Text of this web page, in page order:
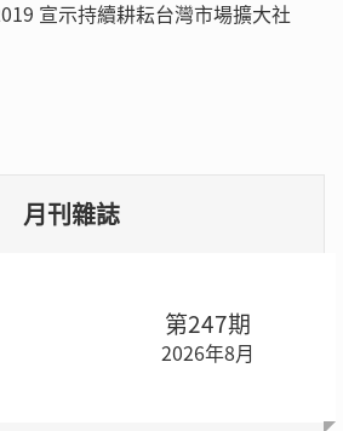
宣示持續耕耘台灣市場擴大社
月刊雜誌
第247期
2026年8月